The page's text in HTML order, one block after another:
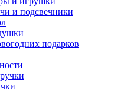
и подсвечники
подарков